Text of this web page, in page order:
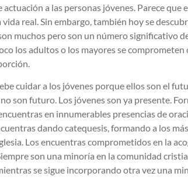
a las personas jóvenes. Parece que
real. Sin embargo, también hoy se
muchos pero son un número significativo
los adultos o los mayores se comprometen
cuidar a los jóvenes porque ellos son el
son futuro. Los jóvenes son ya presente.
en innumerables presencias de
dando catequesis, formando a los
Los encuentras comprometidos en la
son una minoría en la comunidad
se sigue incorporando otra vez una